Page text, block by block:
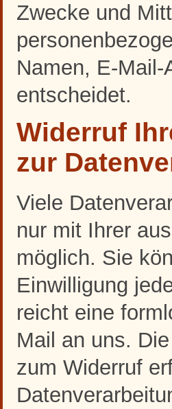
Zwecke und
Namen, E-
entscheidet.
Widerruf
zur
Viele
nur mit Ihrer
möglich. Sie
Einwilligung
reicht eine
Mail an uns.
zum Widerruf